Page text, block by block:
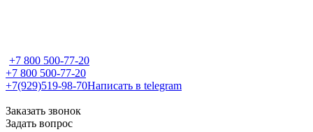
+7 800 500-77-20
+7 800 500-77-20
+7(929)519-98-70Написать в telegram
Заказать звонок
Задать вопрос